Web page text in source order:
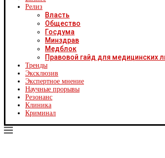
Релиз
Власть
Общество
Госдума
Минздрав
Медблок
Правовой гайд для медицинских
Тренды
Эксклюзив
Экспертное мнение
Научные прорывы
Резонанс
Клиника
Криминал